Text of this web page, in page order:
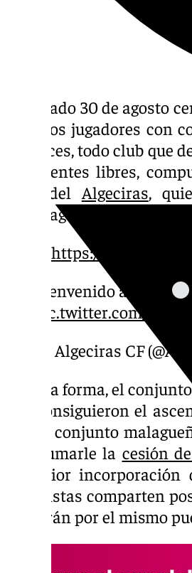
El pasado 30 de agosto
aquellos jugadores con
entonces, todo club que
los agentes libres,
caso del Algeciras,
exmalaguista Javier Avilés.
https://t.co/
Bienvenido a casa.
pic.twitter.com/
— Algeciras CF
De esta forma, el
que consiguieron el
con el conjunto
que sumarle la cesión
posterior
futbolistas comparten
lucharán por el mismo